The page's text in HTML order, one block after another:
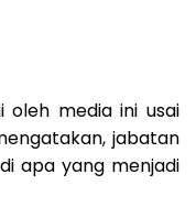
oleh media ini usai
jabatan
apa yang menjadi